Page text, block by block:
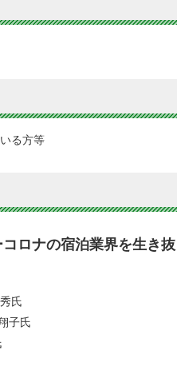
る方等
ロナの宿泊業界を生き
氏
子氏